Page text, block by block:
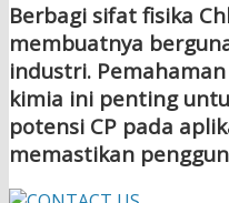
Berbagi sifat fisika
membuatnya
industri.
kimia ini penting
potensi CP pada
memastikan